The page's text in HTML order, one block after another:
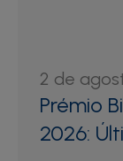
2 de
Prémio
2026: